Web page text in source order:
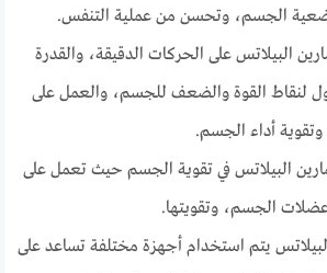
الجسم، وتحسن من عملية التنفس.
البيلاتس على الحركات الدقيقة، والقدرة
لنقاط القوة والضعف للجسم، والعمل على
أداء الجسم.
البيلاتس في تقوية الجسم حيث تعمل على
الجسم، وتقويتها.
يتم استخدام أجهزة مختلفة تساعد على